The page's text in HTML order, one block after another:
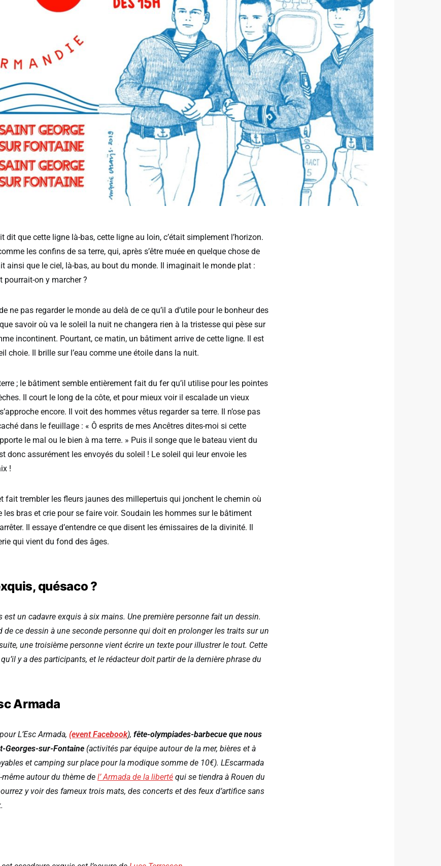
dit que cette ligne là-bas, cette ligne au loin, c’était simplement l’horizon.
les confins de sa terre, qui, après s’être muée en quelque chose de
ainsi que le ciel, là-bas, au bout du monde. Il imaginait le monde plat :
pourrait-on y marcher ?
ne pas regarder le monde au delà de ce qu’il a d’utile pour le bonheur des
savoir où va le soleil la nuit ne changera rien à la tristesse qui pèse sur
incontinent. Pourtant, ce matin, un bâtiment arrive de cette ligne. Il est
choie. Il brille sur l’eau comme une étoile dans la nuit.
; le bâtiment semble entièrement fait du fer qu’il utilise pour les pointes
Il court le long de la côte, et pour mieux voir il escalade un vieux
encore. Il voit des hommes vêtus regarder sa terre. Il n’ose pas
dans le feuillage : « Ô esprits de mes Ancêtres dites-moi si cette
le mal ou le bien à ma terre. » Puis il songe que le bateau vient du
donc assurément les envoyés du soleil ! Le soleil qui leur envoie les
!
fait trembler les fleurs jaunes des millepertuis qui jonchent le chemin où
les bras et crie pour se faire voir. Soudain les hommes sur le bâtiment
Il essaye d’entendre ce que disent les émissaires de la divinité. Il
qui vient du fond des âges.
quésaco ?
est un cadavre exquis à six mains. Une première personne fait un dessin.
de ce dessin à une seconde personne qui doit en prolonger les traits sur un
une troisième personne vient écrire un texte pour illustrer le tout. Cette
y a des participants, et le rédacteur doit partir de la dernière phrase du
Armada
L’Esc Armada, (event Facebook), fête-olympiades-barbecue que nous
Georges-sur-Fontaine (activités par équipe autour de la mer, bières et à
et camping sur place pour la modique somme de 10€). LEscarmada
autour du thème de l’ Armada de la liberté qui se tiendra à Rouen du
y voir des fameux trois mats, des concerts et des feux d’artifice sans